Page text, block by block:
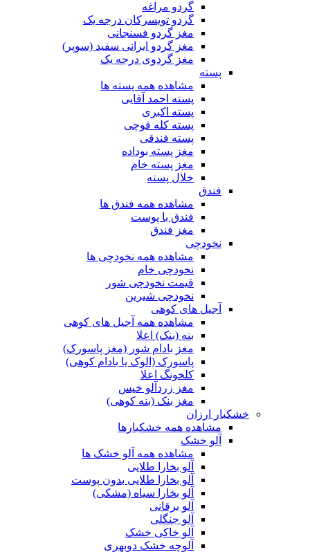
گردو مراغه
گردو تویسرکان درجه یک
مغز گردو فسنجانی
مغز گردو ایرانی سفید (سوپر)
مغز گردوی درجه یک
پسته
مشاهده همه پسته ها
پسته احمد آقایی
پسته اکبری
پسته کله قوچی
پسته فندقی
مغز پسته بوداده
مغز پسته خام
خلال پسته
فندق
مشاهده همه فندق ها
فندق با پوست
مغز فندق
نخودچی
مشاهده همه نخودچی ها
نخودچی خام
قیمت نخودچی شور
نخودچی شیرین
آجیل های کوهی
مشاهده همه آجیل های کوهی
بنه (بنک) اعلا
مغز بادام شور (مغز پاسورک)
پاسورک (الوک یا بادام کوهی)
کلخونگ اعلا
مغز زردآلو خیس
مغز بنک (بنه کوهی)
خشکبار ارزان
مشاهده همه خشکبارها
آلو خشک
مشاهده همه آلو خشک ها
آلو بخارا طلایی
آلو بخارا طلایی بدون پوست
آلو بخارا سیاه (مشکی)
آلو برقانی
آلو جنگلی
آلو خاکی خشک
آلوچه خشک دوبهری